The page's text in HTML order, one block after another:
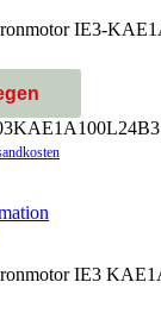
IE3-
IE3